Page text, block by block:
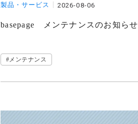
製品・サービス 2026-08-06
basepage メンテナンスのお知らせ
#メンテナンス